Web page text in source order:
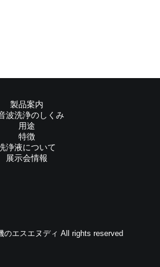
製品案内
波洗浄のしくみ
用途
特徴
浄液について
展示会情報
のエスエヌディ All rights reserved